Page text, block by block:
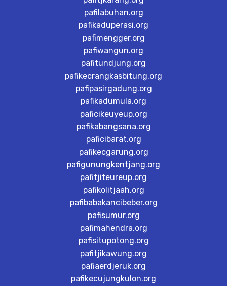
pafilabuhan.org
pafikaduperasi.org
pafimengger.org
pafiwangun.org
pafitundjung.org
pafikecrangkasbitung.org
pafipasirgadung.org
pafikadumula.org
paficikeuyeup.org
pafikabangsana.org
paficibarat.org
pafikecgarung.org
pafigunungkentjang.org
pafitjiteureup.org
pafikolitjaah.org
pafibabakancibeber.org
pafisumur.org
pafimahendra.org
pafisitupotong.org
pafitjikawung.org
pafiaerdjeruk.org
pafikecujungkulon.org